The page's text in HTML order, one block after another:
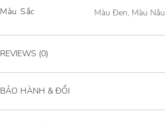
Màu Sắc Màu Đen, Màu Nâu
REVIEWS (0)
BẢO HÀNH & ĐỔI